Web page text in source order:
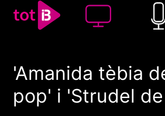
00:00 00:00
1x
'Amanida tèbia
pop' i 'Strudel